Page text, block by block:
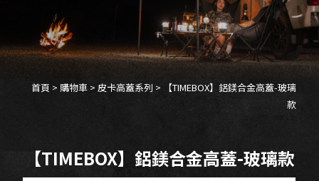
首頁 > 購物車> 皮卡高蓋系列 > 【TIMEBOX】鋁鎂合金高蓋-玻璃
款
【TIMEBOX】鋁鎂合金高蓋-玻璃款